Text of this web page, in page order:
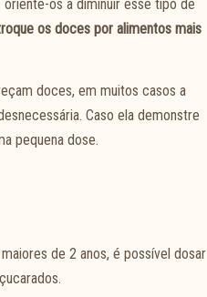
os a diminuir esse tipo de
os doces por alimentos mais
doces, em muitos casos a
Caso ela demonstre
pequena dose.
de 2 anos, é possível dosar